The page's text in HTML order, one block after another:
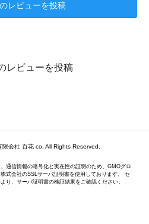
レビューを投稿
レビューを投稿
会社 百花 co, All Rights Reserved.
通信情報の暗号化と実在性の証明のため、GMOグロ
式会社のSSLサーバ証明書を使用しております。 セ
り、サーバ証明書の検証結果をご確認ください。